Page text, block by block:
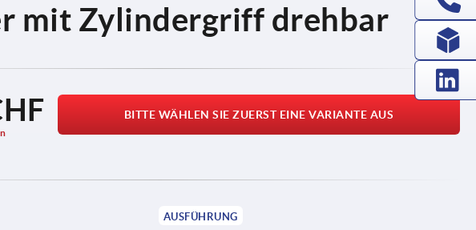
mit Zylindergriff drehbar
BITTE WÄHLEN SIE ZUERST EINE VARIANTE AUS
AUSFÜHRUNG